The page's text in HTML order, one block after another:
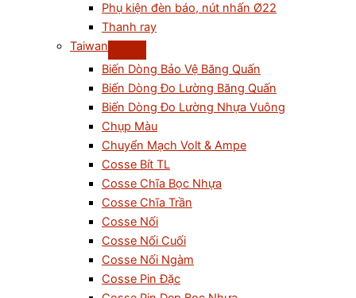
Phụ kiện đèn báo, nút nhấn Ø22
Thanh ray
Taiwan
Biến Dòng Bảo Vệ Băng Quấn
Biến Dòng Đo Lường Băng Quấn
Biến Dòng Đo Lường Nhựa Vuông
Chụp Màu
Chuyển Mạch Volt & Ampe
Cosse Bít TL
Cosse Chĩa Bọc Nhựa
Cosse Chĩa Trần
Cosse Nối
Cosse Nối Cuối
Cosse Nối Ngàm
Cosse Pin Đặc